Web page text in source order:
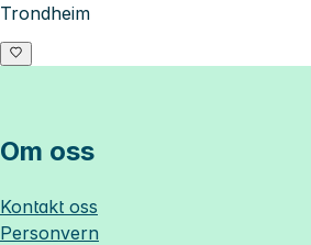
Trondheim
Om oss
Kontakt oss
Personvern